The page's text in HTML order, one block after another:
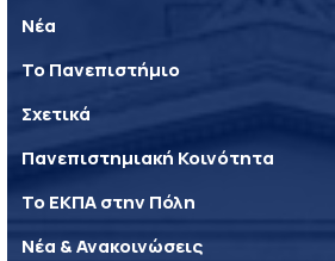
Νέα
Το Πανεπιστήμιο
Σχετικά
Πανεπιστημιακή Κοινότητα
Το ΕΚΠΑ στην Πόλη
Νέα & Ανακοινώσεις